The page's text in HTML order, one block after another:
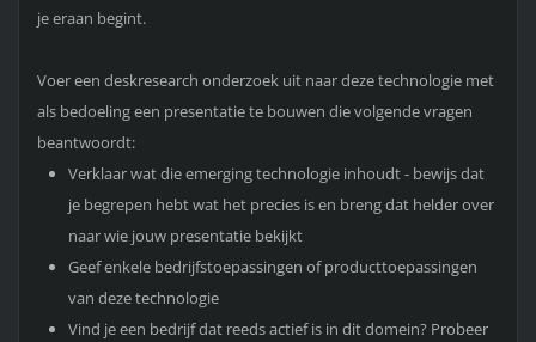
je eraan begint.
Voer een deskresearch onderzoek uit naar deze technologie met
als bedoeling een presentatie te bouwen die volgende vragen
beantwoordt:
Verklaar wat die emerging technologie inhoudt - bewijs dat
je begrepen hebt wat het precies is en breng dat helder over
naar wie jouw presentatie bekijkt
Geef enkele bedrijfstoepassingen of producttoepassingen
van deze technologie
Vind je een bedrijf dat reeds actief is in dit domein? Probeer